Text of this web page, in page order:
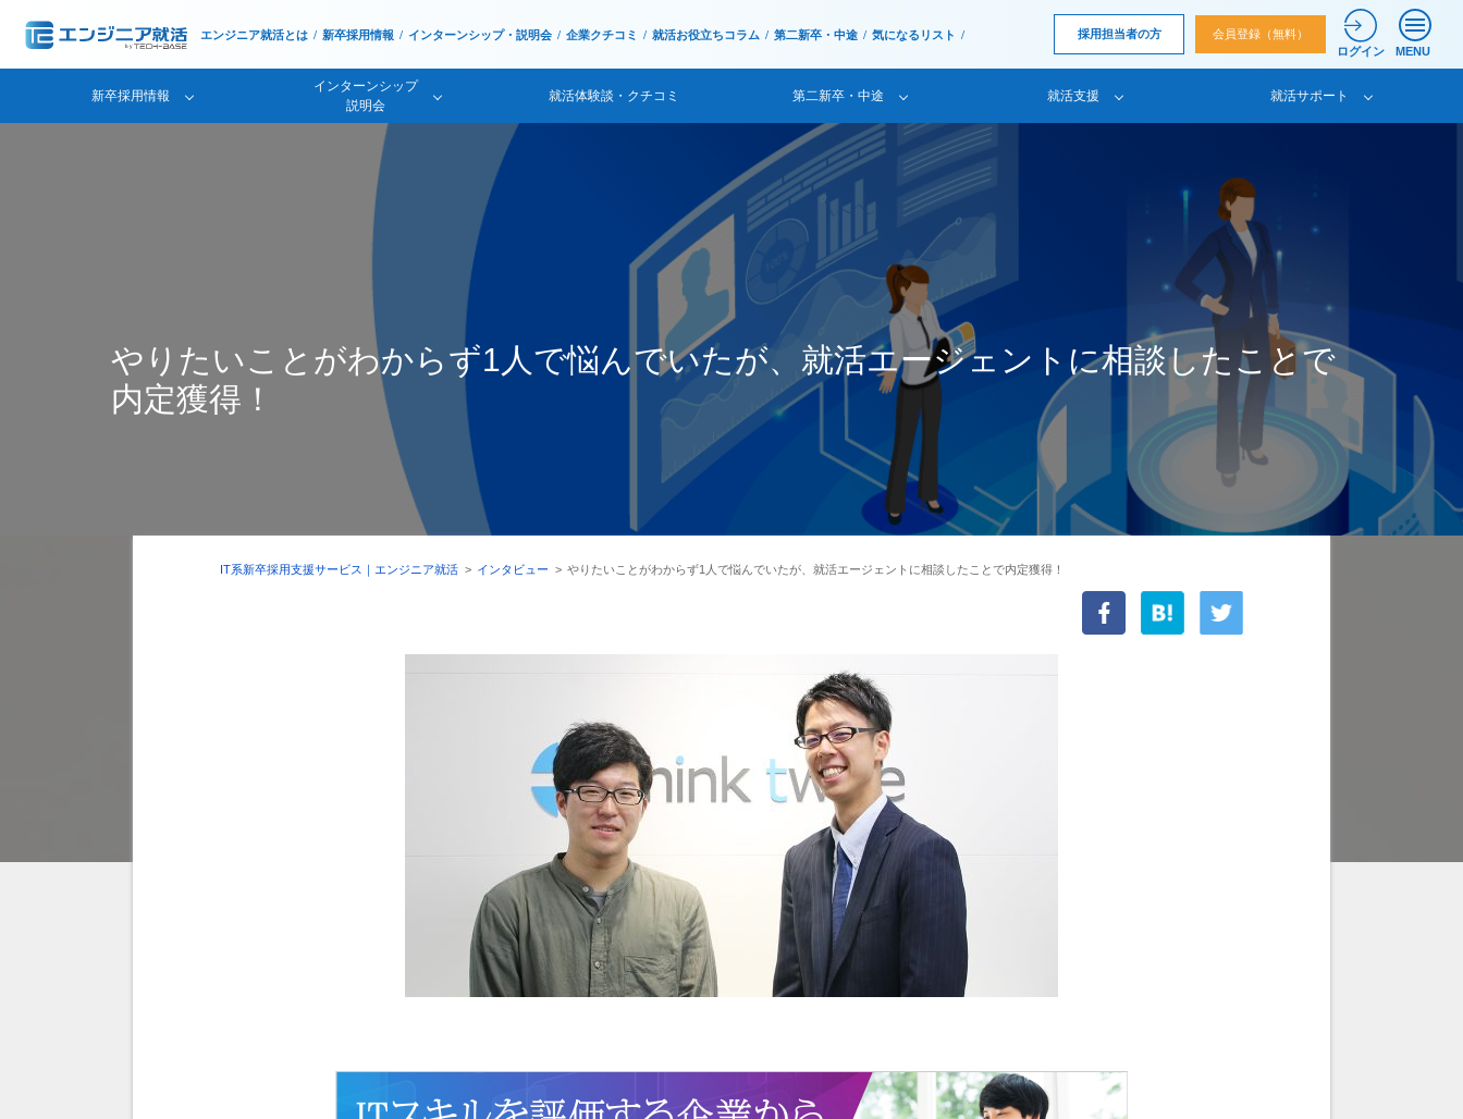
エンジニア就活とは 新卒採用情報 インターンシップ・説明会 企業クチコミ 就活お役立ちコラム 第二新卒・中途 気になるリスト 採用担当者の方
会員登録（無料）
ログイン
MENU
新卒採用情報
インターンシップ
説明会
就活体験談・クチコミ 第二新卒・中途 就活支援 就活サポート
やりたいことがわからず1人で悩んでいたが、就活エージェントに相談したことで
内定獲得！
IT系新卒採用支援サービス｜エンジニア就活 > インタビュー > やりたいことがわからず1人で悩んでいたが、就活エージェントに相談したことで内定獲得！